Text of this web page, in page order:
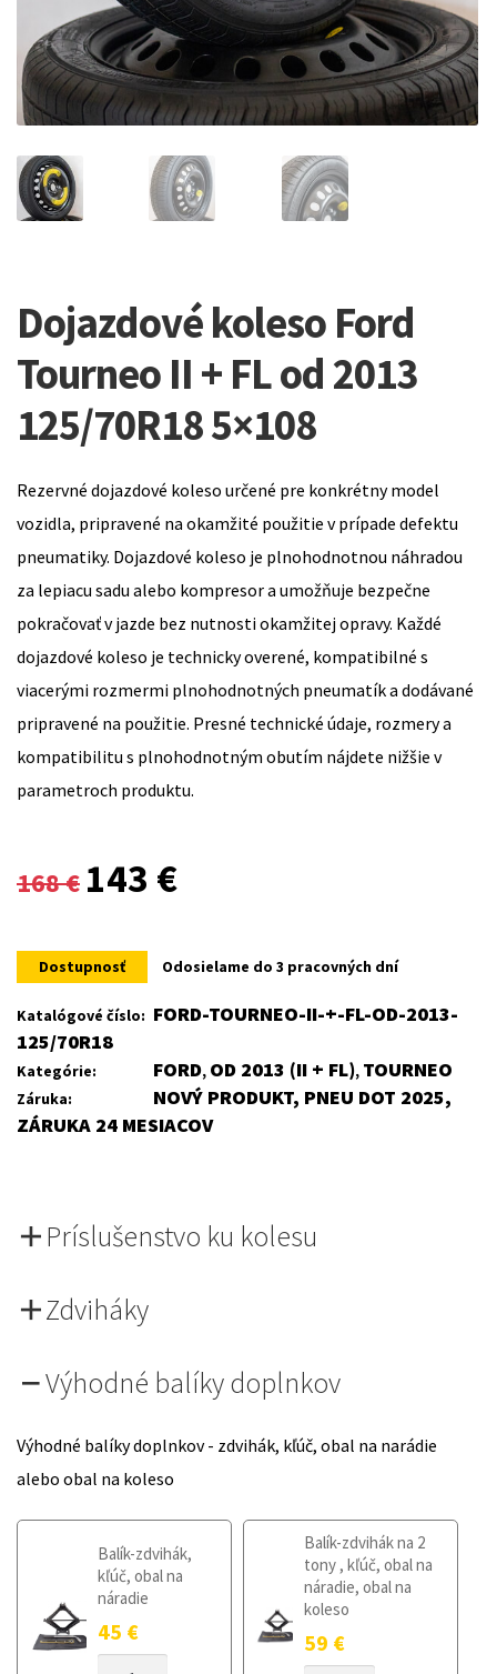
Dojazdové koleso Ford
Tourneo II + FL od 2013
125/70R18 5×108
Rezervné dojazdové koleso určené pre konkrétny model
vozidla, pripravené na okamžité použitie v prípade defektu
pneumatiky. Dojazdové koleso je plnohodnotnou náhradou
za lepiacu sadu alebo kompresor a umožňuje bezpečne
pokračovať v jazde bez nutnosti okamžitej opravy. Každé
dojazdové koleso je technicky overené, kompatibilné s
viacerými rozmermi plnohodnotných pneumatík a dodávané
pripravené na použitie. Presné technické údaje, rozmery a
kompatibilitu s plnohodnotným obutím nájdete nižšie v
parametroch produktu.
168€
Original
was:
168 €.
143 €
is:
143 €.
Dostupnosť Odosielame do 3 pracovných dní
Katalógové číslo: FORD-TOURNEO-II-+-FL-OD-2013-
125/70R18
Kategórie: FORD, OD 2013 (II + FL), TOURNEO
Záruka:
NOVÝ PRODUKT, PNEU DOT 2025,
ZÁRUKA 24 MESIACOV
Príslušenstvo ku kolesu
Zdviháky
Výhodné balíky doplnkov
Výhodné balíky doplnkov - zdvihák, kľúč, obal na narádie
alebo obal na koleso
Balík-zdvihák,
kľúč, obal na
náradie
45 €
Balík-zdvihák na 2
tony , kľúč, obal na
náradie, obal na
koleso
59 €